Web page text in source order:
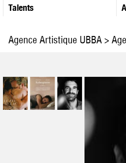
Talents
Agence Artistique UBBA>